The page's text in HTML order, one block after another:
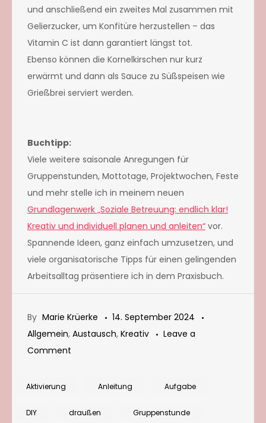
und anschließend ein zweites Mal zusammen mit
Gelierzucker, um Konfitüre herzustellen – das
Vitamin C ist dann garantiert längst tot.
Ebenso können die Kornelkirschen nur kurz
erwärmt und dann als Sauce zu Süßspeisen wie
Grießbrei serviert werden.
Buchtipp:
Viele weitere saisonale Anregungen für
Gruppenstunden, Mottotage, Projektwochen, Feste
und mehr stelle ich in meinem neuen
Grundlagenwerk „Soziale Betreuung: endlich klar!
Kreativ und individuell planen und anleiten“ vor.
Spannende Ideen, ganz einfach umzusetzen, und
viele organisatorische Tipps für einen gelingenden
Arbeitsalltag präsentiere ich in dem Praxisbuch.
By Marie Krüerke
14. September 2024
Allgemein, Austausch, Kreativ
Leave a
Comment
verarbeiten
Aktivierung Anleitung Aufgabe
DIY draußen Gruppenstunde